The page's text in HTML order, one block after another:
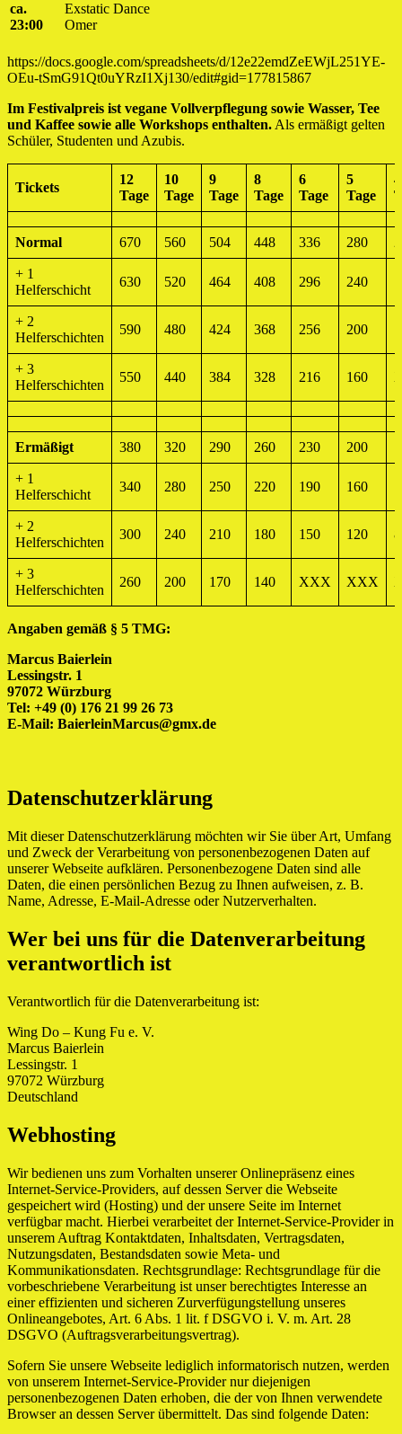
ca.
23:00
Exstatic Dance
Omer
https://docs.google.com/spreadsheets/d/12e22emdZeEWjL251YE-
OEu-tSmG91Qt0uYRzI1Xj130/edit#gid=177815867
Im Festivalpreis ist vegane Vollverpflegung sowie Wasser, Tee
und Kaffee sowie alle Workshops enthalten. Als ermäßigt gelten
Schüler, Studenten und Azubis.
Tickets
12
Tage
10
Tage
9
Tage
8
Tage
6
Tage
5
Tage
4
Normal 670 560 504 448 336 280
+ 1
Helferschicht
630 520 464 408 296 240
+ 2
Helferschichten
590 480 424 368 256 200
+ 3
Helferschichten
550 440 384 328 216 160
Ermäßigt 380 320 290 260 230 200
+ 1
Helferschicht
340 280 250 220 190 160
+ 2
Helferschichten
300 240 210 180 150 120
+ 3
Helferschichten
260 200 170 140 XXX XXX
Angaben gemäß § 5 TMG:
Marcus Baierlein
Lessingstr. 1
97072 Würzburg
Tel: +49 (0) 176 21 99 26 73
E-Mail: BaierleinMarcus@gmx.de
Datenschutzerklärung
Mit dieser Datenschutzerklärung möchten wir Sie über Art, Umfang
und Zweck der Verarbeitung von personenbezogenen Daten auf
unserer Webseite aufklären. Personenbezogene Daten sind alle
Daten, die einen persönlichen Bezug zu Ihnen aufweisen, z. B.
Name, Adresse, E-Mail-Adresse oder Nutzerverhalten.
Wer bei uns für die Datenverarbeitung
verantwortlich ist
Verantwortlich für die Datenverarbeitung ist:
Wing Do – Kung Fu e. V.
Marcus Baierlein
Lessingstr. 1
97072 Würzburg
Deutschland
Webhosting
Wir bedienen uns zum Vorhalten unserer Onlinepräsenz eines
Internet-Service-Providers, auf dessen Server die Webseite
gespeichert wird (Hosting) und der unsere Seite im Internet
verfügbar macht. Hierbei verarbeitet der Internet-Service-Provider in
unserem Auftrag Kontaktdaten, Inhaltsdaten, Vertragsdaten,
Nutzungsdaten, Bestandsdaten sowie Meta- und
Kommunikationsdaten. Rechtsgrundlage: Rechtsgrundlage für die
vorbeschriebene Verarbeitung ist unser berechtigtes Interesse an
einer effizienten und sicheren Zurverfügungstellung unseres
Onlineangebotes, Art. 6 Abs. 1 lit. f DSGVO i. V. m. Art. 28
DSGVO (Auftragsverarbeitungsvertrag).
Sofern Sie unsere Webseite lediglich informatorisch nutzen, werden
von unserem Internet-Service-Provider nur diejenigen
personenbezogenen Daten erhoben, die der von Ihnen verwendete
Browser an dessen Server übermittelt. Das sind folgende Daten: